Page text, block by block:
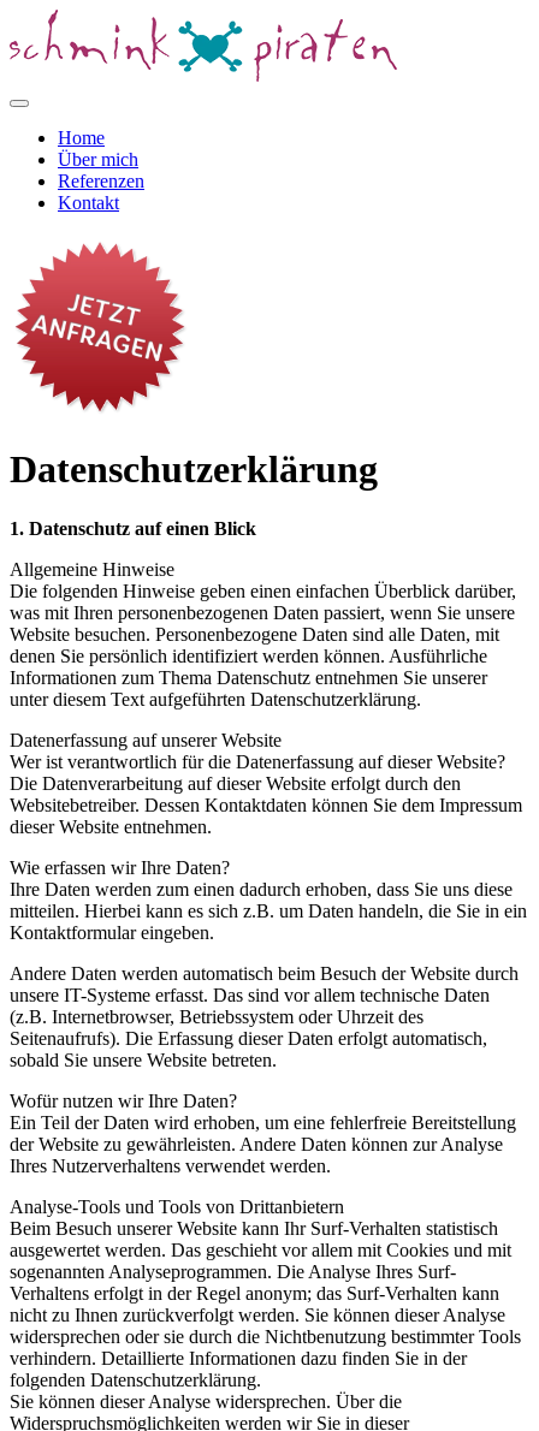
Home
Über mich
Referenzen
Kontakt
Datenschutzerklärung
1. Datenschutz auf einen Blick
Allgemeine Hinweise
Die folgenden Hinweise geben einen einfachen Überblick darüber,
was mit Ihren personenbezogenen Daten passiert, wenn Sie unsere
Website besuchen. Personenbezogene Daten sind alle Daten, mit
denen Sie persönlich identifiziert werden können. Ausführliche
Informationen zum Thema Datenschutz entnehmen Sie unserer
unter diesem Text aufgeführten Datenschutzerklärung.
Datenerfassung auf unserer Website
Wer ist verantwortlich für die Datenerfassung auf dieser Website?
Die Datenverarbeitung auf dieser Website erfolgt durch den
Websitebetreiber. Dessen Kontaktdaten können Sie dem Impressum
dieser Website entnehmen.
Wie erfassen wir Ihre Daten?
Ihre Daten werden zum einen dadurch erhoben, dass Sie uns diese
mitteilen. Hierbei kann es sich z.B. um Daten handeln, die Sie in ein
Kontaktformular eingeben.
Andere Daten werden automatisch beim Besuch der Website durch
unsere IT-Systeme erfasst. Das sind vor allem technische Daten
(z.B. Internetbrowser, Betriebssystem oder Uhrzeit des
Seitenaufrufs). Die Erfassung dieser Daten erfolgt automatisch,
sobald Sie unsere Website betreten.
Wofür nutzen wir Ihre Daten?
Ein Teil der Daten wird erhoben, um eine fehlerfreie Bereitstellung
der Website zu gewährleisten. Andere Daten können zur Analyse
Ihres Nutzerverhaltens verwendet werden.
Analyse-Tools und Tools von Drittanbietern
Beim Besuch unserer Website kann Ihr Surf-Verhalten statistisch
ausgewertet werden. Das geschieht vor allem mit Cookies und mit
sogenannten Analyseprogrammen. Die Analyse Ihres Surf-
Verhaltens erfolgt in der Regel anonym; das Surf-Verhalten kann
nicht zu Ihnen zurückverfolgt werden. Sie können dieser Analyse
widersprechen oder sie durch die Nichtbenutzung bestimmter Tools
verhindern. Detaillierte Informationen dazu finden Sie in der
folgenden Datenschutzerklärung.
Sie können dieser Analyse widersprechen. Über die
Widerspruchsmöglichkeiten werden wir Sie in dieser